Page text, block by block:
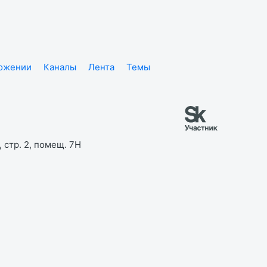
Каналы Лента
Темы
стр. 2, помещ. 7Н